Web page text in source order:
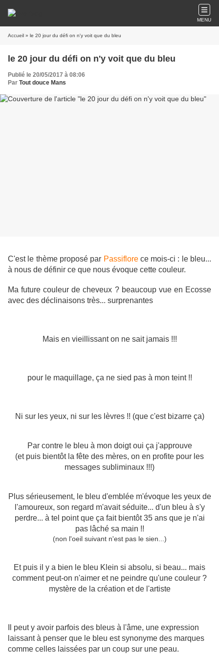
MENU
Accueil » le 20 jour du défi on n'y voit que du bleu
le 20 jour du défi on n'y voit que du bleu
Publié le 20/05/2017 à 08:06
Par Tout douce Mans
C'est le thème proposé par Passiflore ce mois-ci : le bleu...
à nous de définir ce que nous évoque cette couleur.
Ma future couleur de cheveux ? beaucoup vue en Ecosse
avec des déclinaisons très... surprenantes
Mais en vieillissant on ne sait jamais !!!
pour le maquillage, ça ne sied pas à mon teint !!
Ni sur les yeux, ni sur les lèvres !! (que c'est bizarre ça)
Par contre le bleu à mon doigt oui ça j'approuve
(et puis bientôt la fête des mères, on en profite pour les
messages subliminaux !!!)
Plus sérieusement, le bleu d'emblée m'évoque les yeux de
l'amoureux, son regard m'avait séduite... d'un bleu à s'y
perdre... à tel point que ça fait bientôt 35 ans que je n'ai
pas lâché sa main !!
(non l'oeil suivant n'est pas le sien...)
Et puis il y a bien le bleu Klein si absolu, si beau... mais
comment peut-on n'aimer et ne peindre qu'une couleur ?
mystère de la création et de l'artiste
Il peut y avoir parfois des bleus à l'âme, une expression
laissant à penser que le bleu est synonyme des marques
comme celles laissées par un coup sur une peau.